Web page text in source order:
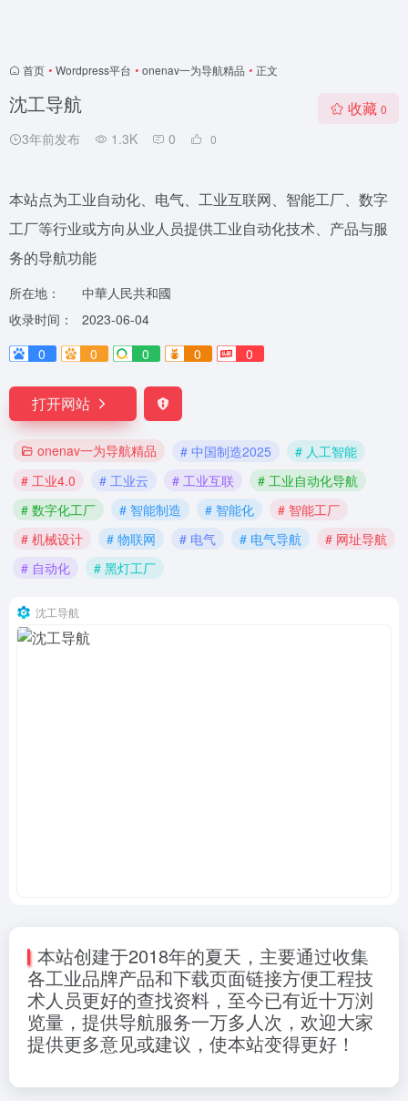
首页 • Wordpress平台 • onenav一为导航精品 • 正文
沈工导航
3年前发布 1.3K 0 0
收藏 0
本站点为工业自动化、电气、工业互联网、智能工厂、数字
工厂等行业或方向从业人员提供工业自动化技术、产品与服
务的导航功能
所在地：
中華人民共和國
收录时间：
2023-06-04
0
0 0 0 0
打开网站
onenav一为导航精品 # 中国制造2025
# 人工智能
# 工业4.0
# 工业云 # 工业互联
# 工业自动化导航
# 数字化工厂
# 智能制造 # 智能化
# 智能工厂
# 机械设计
# 物联网 # 电气 # 电气导航
# 网址导航
# 自动化
# 黑灯工厂
沈工导航
本站创建于2018年的夏天，主要通过收集
各工业品牌产品和下载页面链接方便工程技
术人员更好的查找资料，至今已有近十万浏
览量，提供导航服务一万多人次，欢迎大家
提供更多意见或建议，使本站变得更好！